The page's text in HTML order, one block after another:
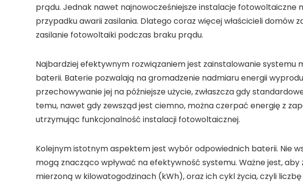
prądu. Jednak nawet najnowocześniejsze instalacje fotowoltaiczne
przypadku awarii zasilania. Dlatego coraz więcej właścicieli domów
zasilanie fotowoltaiki podczas braku prądu.
Najbardziej efektywnym rozwiązaniem jest zainstalowaniesystemu
baterii. Baterie pozwalają na gromadzenie nadmiaru energii
przechowywanie jej na późniejsze użycie, zwłaszcza gdy
temu, nawet gdy zewsząd jest ciemno, można czerpać energię z
utrzymując funkcjonalność instalacji fotowoltaicznej.
Kolejnym istotnym aspektem jest wybór odpowiednich baterii. Nie
mogą znacząco wpływać na efektywność systemu. Ważne jest,
mierzoną w kilowatogodzinach (kWh), oraz ichcykl życia, czyli